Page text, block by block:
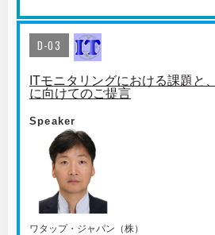
D-03
ITモニタリングにおける課題と
に向けてのご提言
Speaker
ワタップ・ジャパン（株）